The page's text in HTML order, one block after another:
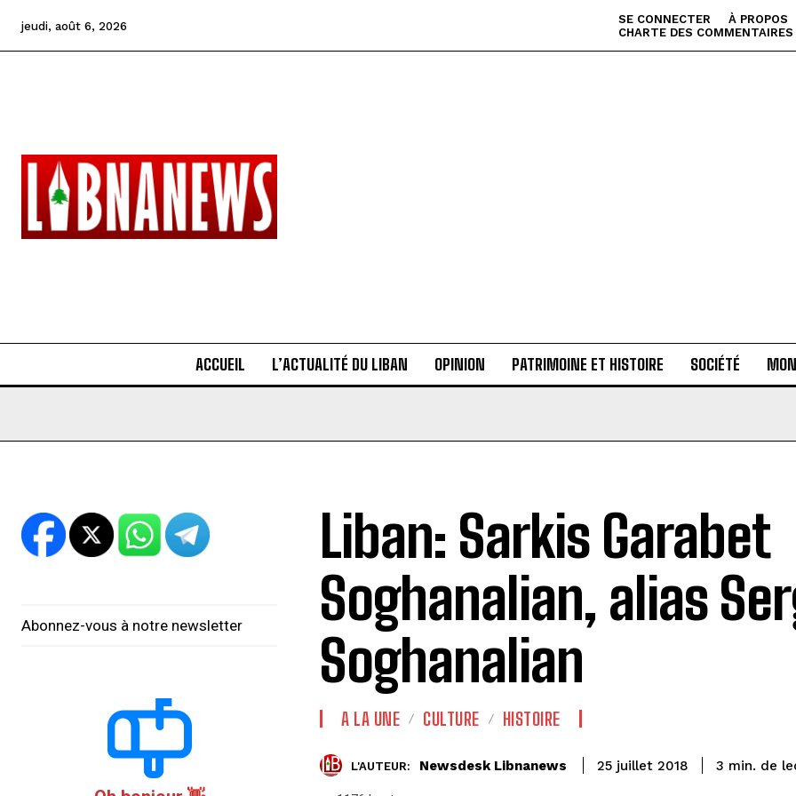
jeudi, août 6, 2026 SE CONNECTER À PROPOS
CHARTE DES COMMENTAIRES
ACCUEIL L’ACTUALITÉ DU LIBAN OPINION PATRIMOINE ET HISTOIRE SOCIÉTÉ
Abonnez-vous à notre newsletter
Liban: Sarkis Garabet
Soghanalian, alias
Soghanalian
A LA UNE CULTURE HISTOIRE
L'AUTEUR: Newsdesk Libnanews 25 juillet 2018 3 min. de